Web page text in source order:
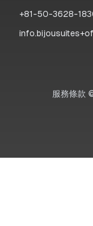
+81-50-3628-
服務條款